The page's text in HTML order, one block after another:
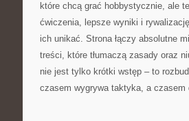
które chcą grać hobbystycznie, ale
ćwiczenia, lepsze wyniki i
ich unikać. Strona łączy absolutne
treści, które tłumaczą zasady oraz
nie jest tylko krótki wstęp – to
czasem wygrywa taktyka, a czasem